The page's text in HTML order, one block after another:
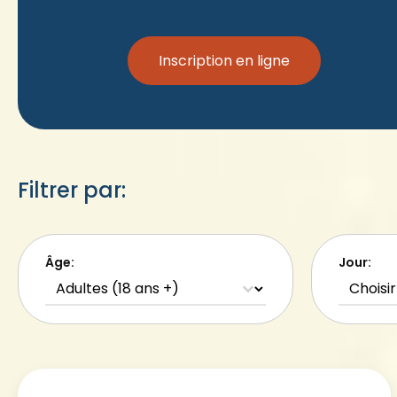
Inscription en ligne
Filtrer par:
Âge:
Activités - Age
Select content
Jour:
Select